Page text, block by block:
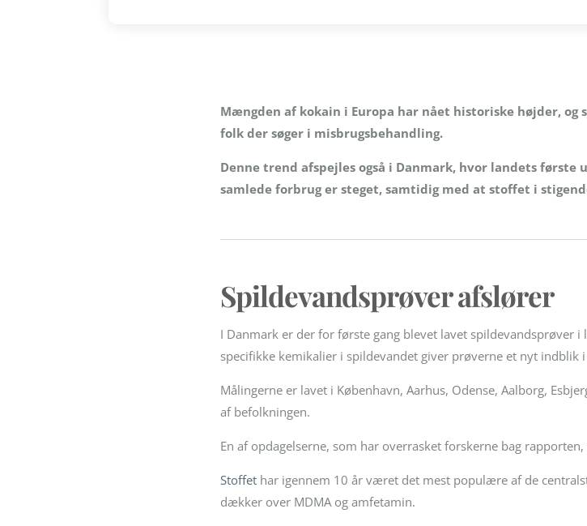
Mængden af kokain i Europa har nået historiske højder,
folk der søger i misbrugsbehandling.
Denne trend afspejles også i Danmark, hvor landets første
samlede forbrug er steget, samtidig med at stoffet i
Spildevandsprøver afslører
I Danmark er der for første gang blevet lavet spildevandsprøver
specifikke kemikalier i spildevandet giver prøverne et nyt indblik i
Målingerne er lavet i København, Aarhus, Odense, Aalborg,
af befolkningen.
En af opdagelserne, som har overrasket forskerne bag
Stoffet har igennem 10 år været det mest populære af de
dækker over MDMA og amfetamin.